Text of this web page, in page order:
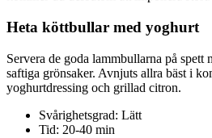
Heta köttbullar med yoghurt
Servera de goda lammbullarna på spett
saftiga grönsaker. Avnjuts allra bäst i
yoghurtdressing och grillad citron.
Svårighetsgrad: Lätt
Tid: 20-40 min